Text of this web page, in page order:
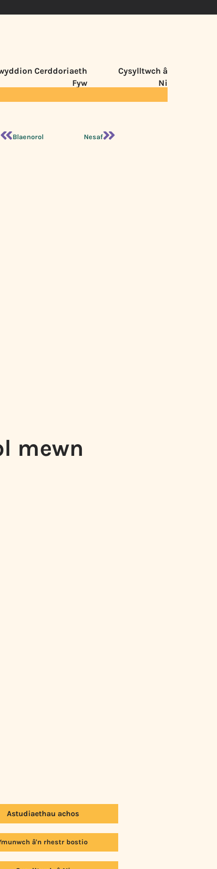
Cerddoriaeth
Fyw
Cysylltwch â
Ni
Blaenorol Nesaf
mewn
Astudiaethau achos
â'n rhestr bostio